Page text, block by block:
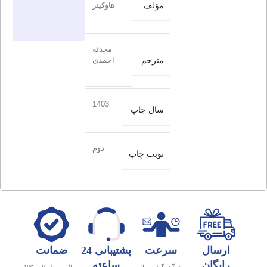
مؤلف هاوکینز
مترجم
محدثه
احمدی
سال چاپ
1403
نوبت چاپ
دوم
ارسال
سرعت
پشتیبانی 24
ضمانت